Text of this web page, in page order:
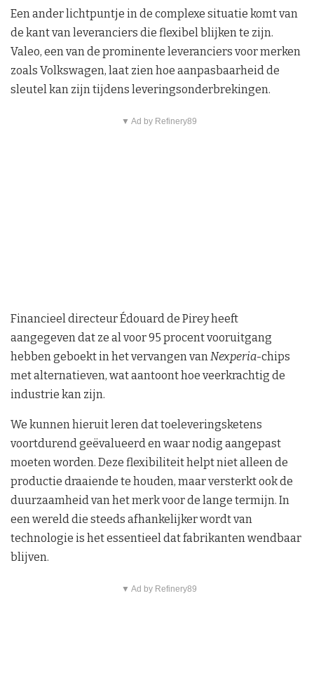
Een ander lichtpuntje in de complexe situatie komt van
de kant van leveranciers die flexibel blijken te zijn.
Valeo, een van de prominente leveranciers voor merken
zoals Volkswagen, laat zien hoe aanpasbaarheid de
sleutel kan zijn tijdens leveringsonderbrekingen.
▼ Ad by Refinery89
Financieel directeur Édouard de Pirey heeft
aangegeven dat ze al voor 95 procent vooruitgang
hebben geboekt in het vervangen vanNexperia-chips
met alternatieven, wat aantoont hoe veerkrachtig de
industrie kan zijn.
We kunnen hieruit leren dat toeleveringsketens
voortdurend geëvalueerd en waar nodig aangepast
moeten worden. Deze flexibiliteit helpt niet alleen de
productie draaiende te houden, maar versterkt ook de
duurzaamheid van het merk voor de lange termijn. In
een wereld die steeds afhankelijker wordt van
technologie is het essentieel dat fabrikanten wendbaar
blijven.
▼ Ad by Refinery89